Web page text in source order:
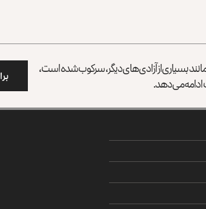
بسیاری از آزادی‌های دیگر، سرکوب شده است،
ادامه می‌دهد.